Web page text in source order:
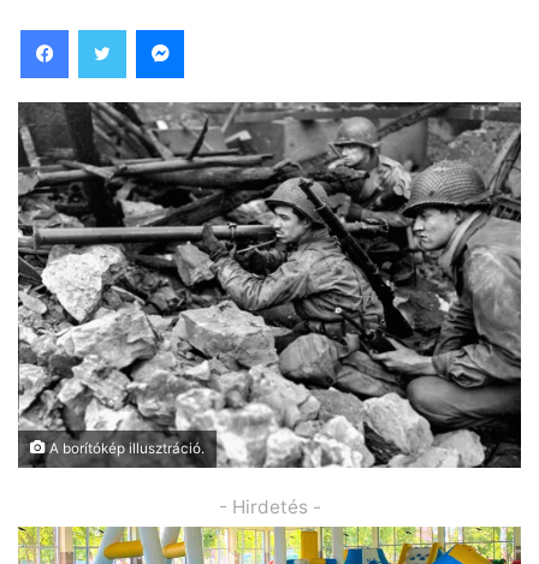
A borítókép illusztráció.
- Hirdetés -